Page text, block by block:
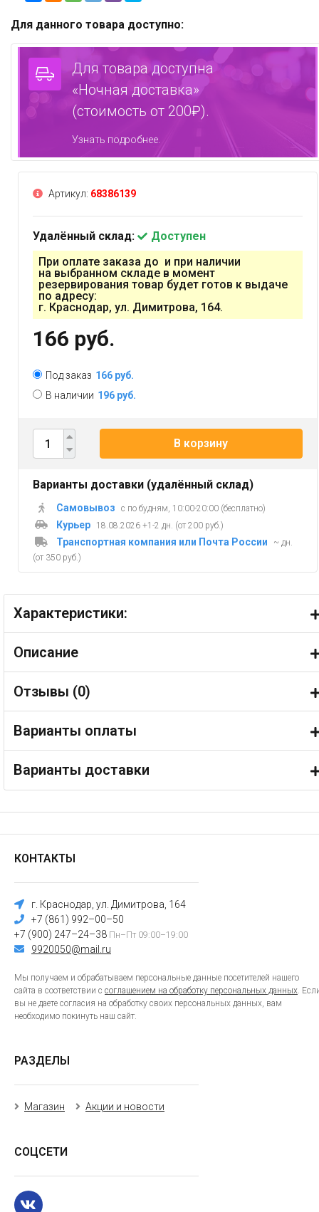
Для данного товара доступно:
Для товара доступна
«Ночная доставка»
(стоимость от 200₽).
Узнать подробнее.
Артикул: 68386139
Удалённый склад:
Доступен
При оплате заказа до и при наличии
на выбранном складе в момент
резервирования товар будет готов к выдаче
по адресу:
г. Краснодар, ул. Димитрова, 164.
166 руб.
Под заказ 166 руб.
В наличии 196 руб.
В корзину
Варианты доставки (удалённый склад)
Самовывоз с по будням, 10:00-20:00 (бесплатно)
Курьер 18.08.2026 +1-2 дн. (от 200 руб.)
Транспортная компания или Почта России
~ дн.
(от 350 руб.)
Характеристики:
Описание
Отзывы (0)
Варианты оплаты
Варианты доставки
КОНТАКТЫ
г. Краснодар, ул. Димитрова, 164
+7 (861) 992–00–50
+7 (900) 247–24–38 Пн–Пт 09:00–19:00
9920050@mail.ru
Мы получаем и обрабатываем персональные данные посетителей нашего
сайта в соответствии с соглашением на обработку персональных данных.
вы не даете согласия на обработку своих персональных данных, вам
необходимо покинуть наш сайт.
РАЗДЕЛЫ
Магазин Акции и новости
СОЦСЕТИ